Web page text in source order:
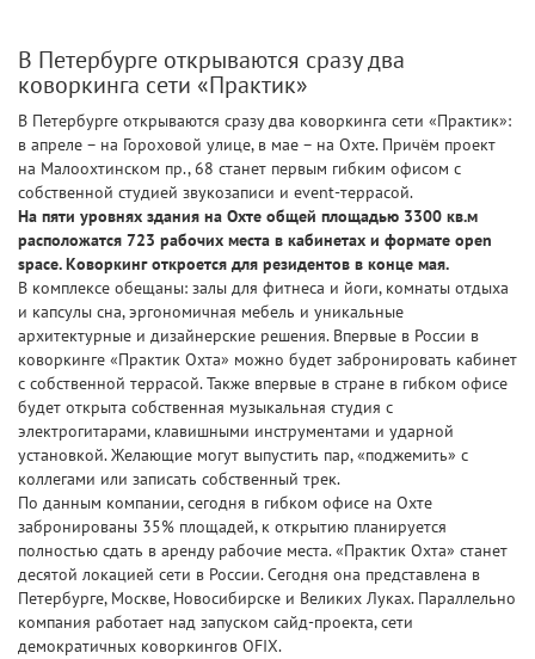
В Петербурге открываются сразу два
коворкинга сети «Практик»
В Петербурге открываются сразу два коворкинга сети «Практик»:
в апреле – на Гороховой улице, в мае – на Охте. Причём проект
на Малоохтинском пр., 68 станет первым гибким офисом с
собственной студией звукозаписи и event-террасой.
На пяти уровнях здания на Охте общей площадью 3300 кв.м
расположатся 723 рабочих места в кабинетах и формате open
space. Коворкинг откроется для резидентов в конце мая.
В комплексе обещаны: залы для фитнеса и йоги, комнаты отдыха
и капсулы сна, эргономичная мебель и уникальные
архитектурные и дизайнерские решения. Впервые в России в
коворкинге «Практик Охта» можно будет забронировать кабинет
с собственной террасой. Также впервые в стране в гибком офисе
будет открыта собственная музыкальная студия с
электрогитарами, клавишными инструментами и ударной
установкой. Желающие могут выпустить пар, «поджемить» с
коллегами или записать собственный трек.
По данным компании, сегодня в гибком офисе на Охте
забронированы 35% площадей, к открытию планируется
полностью сдать в аренду рабочие места. «Практик Охта» станет
десятой локацией сети в России. Сегодня она представлена в
Петербурге, Москве, Новосибирске и Великих Луках. Параллельно
компания работает над запуском сайд-проекта, сети
демократичных коворкингов OFIX.